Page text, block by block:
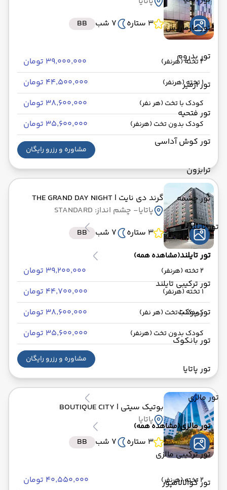
تور مارماریس
تور بدروم
تور ازمیر
تور فتحیه
تور کوش آداسی
ترابزون
تور چشمه
تور تایلند
تور تایلند(مشاهده همه)
تور ترکیبی تایلند
تور پوکت
تور بانکوک
تور پاتایا
تور مالزی
تور مالزی(مشاهده همه)
تور ترکیبی مالزی
تور کوالالامپور
3 ستاره
7 شب BB
2 تخته (هرنفر) ۳۹٬۰۰۰٬۰۰۰ تومان
1 تخته (هرنفر) ۴۴٬۵۰۰٬۰۰۰ تومان
کودک با تخت (هر نفر) ۳۸٬۶۰۰٬۰۰۰ تومان
کودک بدون تخت (هرنفر) ۳۵٬۶۰۰٬۰۰۰ تومان
مشاوره و رزرو رایگان
گرند دی نایت | THE GRAND DAY NIGHT
پاتایا- چشم انداز: STANDARD
3 ستاره
7 شب BB
2 تخته (هرنفر) ۳۹٬۲۰۰٬۰۰۰ تومان
1 تخته (هرنفر) ۴۴٬۷۰۰٬۰۰۰ تومان
کودک با تخت (هر نفر) ۳۸٬۶۰۰٬۰۰۰ تومان
کودک بدون تخت (هرنفر) ۳۵٬۶۰۰٬۰۰۰ تومان
مشاوره و رزرو رایگان
بوتیک سیتی | BOUTIQUE CITY
پاتایا
3 ستاره
7 شب BB
2 تخته (هرنفر) ۴۰٬۵۵۰٬۰۰۰ تومان